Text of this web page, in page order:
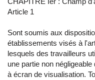
Article 1
Sont soumis aux
établissements visés à
lesquels des travailleurs
une partie non
à écran de visualisation.